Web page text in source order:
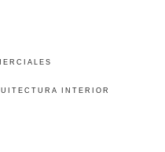
INTERIOR